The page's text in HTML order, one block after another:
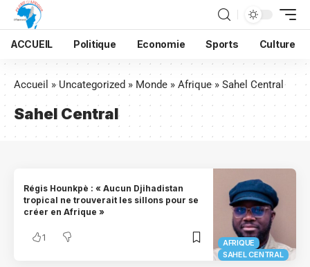
ACCUEIL Politique Economie Sports Culture
Accueil »Uncategorized » Monde » Afrique» Sahel Central
Sahel Central
AFRIQUE
SAHEL CENTRAL
Régis Hounkpè : « Aucun Djihadistan
tropical ne trouverait les sillons pour se
créer en Afrique »
1